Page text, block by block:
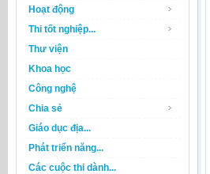
Hoạt động
Thi tốt nghiệp...
Thư viện
Khoa học
Công nghệ
Chia sẻ
Giáo dục địa...
Phát triển năng...
Các cuộc thi dành...